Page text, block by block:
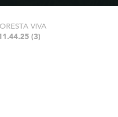
VIVA
(3)